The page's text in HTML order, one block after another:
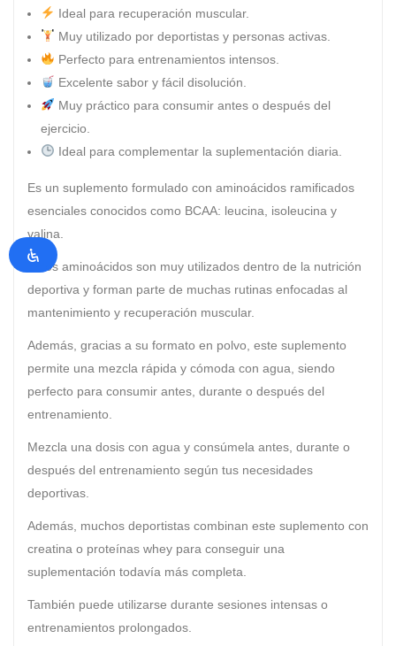
Ideal para recuperación muscular.
Muy utilizado por deportistas y personas activas.
Perfecto para entrenamientos intensos.
Excelente sabor y fácil disolución.
Muy práctico para consumir antes o después del
ejercicio.
Ideal para complementar la suplementación diaria.
Es un suplemento formulado con aminoácidos ramificados
esenciales conocidos como BCAA: leucina, isoleucina y
valina.
Estos aminoácidos son muy utilizados dentro de la nutrición
deportiva y forman parte de muchas rutinas enfocadas al
mantenimiento y recuperación muscular.
Además, gracias a su formato en polvo, este suplemento
permite una mezcla rápida y cómoda con agua, siendo
perfecto para consumir antes, durante o después del
entrenamiento.
Mezcla una dosis con agua y consúmela antes, durante o
después del entrenamiento según tus necesidades
deportivas.
Además, muchos deportistas combinan este suplemento con
creatina o proteínas whey para conseguir una
suplementación todavía más completa.
También puede utilizarse durante sesiones intensas o
entrenamientos prolongados.